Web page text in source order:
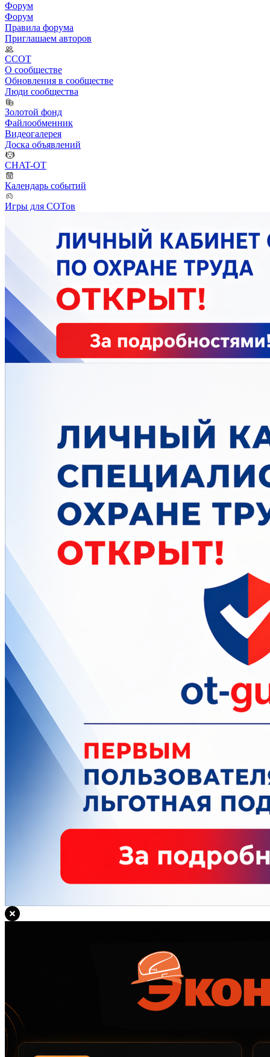
Форум
Форум
Правила форума
Приглашаем авторов
ССОТ
О сообществе
Обновления в сообществе
Люди сообщества
Золотой фонд
Файлообменник
Видеогалерея
Доска объявлений
CHAT-OT
Календарь событий
Игры для СОТов